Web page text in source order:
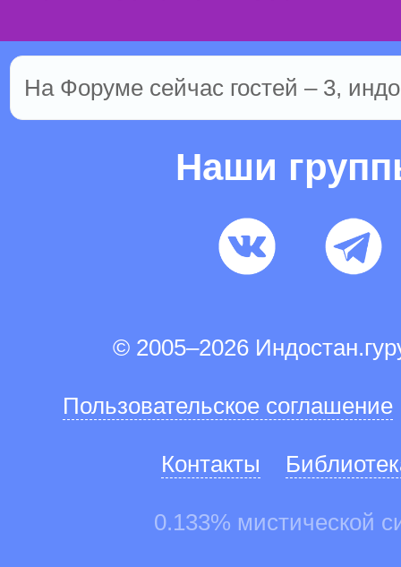
На Форуме сейчас гостей – 3,
Наши
© 2005–2026
Пользовательское соглашение
Контакты
0.133% мистической